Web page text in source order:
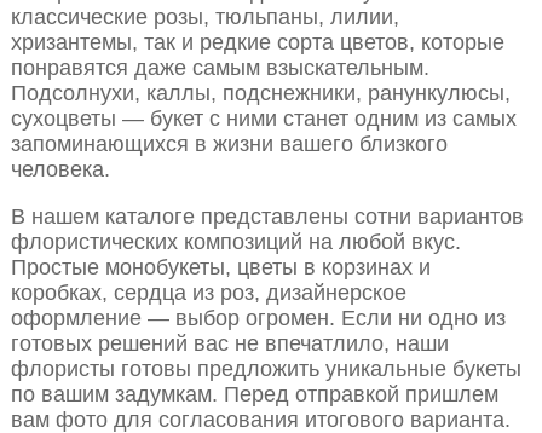
классические розы, тюльпаны, лилии,
хризантемы, так и редкие сорта цветов, которые
понравятся даже самым взыскательным.
Подсолнухи, каллы, подснежники, ранункулюсы,
сухоцветы — букет с ними станет одним из самых
запоминающихся в жизни вашего близкого
человека.
В нашем каталоге представлены сотни вариантов
флористических композиций на любой вкус.
Простые монобукеты, цветы в корзинах и
коробках, сердца из роз, дизайнерское
оформление — выбор огромен. Если ни одно из
готовых решений вас не впечатлило, наши
флористы готовы предложить уникальные букеты
по вашим задумкам. Перед отправкой пришлем
вам фото для согласования итогового варианта.